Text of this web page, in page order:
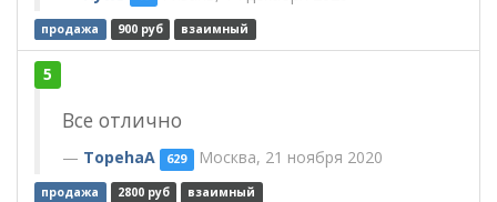
продажа 900 руб взаимный
5
Все отлично
TopehaA 629 Москва, 21 ноября 2020
продажа 2800 руб взаимный